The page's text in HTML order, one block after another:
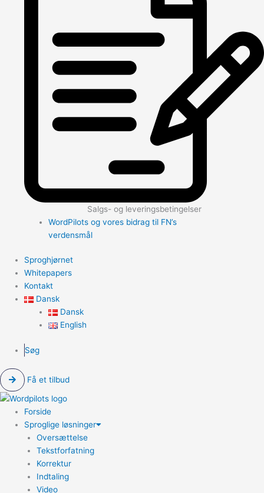
Salgs- og leveringsbetingelser
WordPilots og vores bidrag til FN’s
verdensmål
Sproghjørnet
Whitepapers
Kontakt
Dansk
Dansk
English
Søg
Få et tilbud
Forside
Sproglige løsninger
Oversættelse
Tekstforfatning
Korrektur
Indtaling
Video